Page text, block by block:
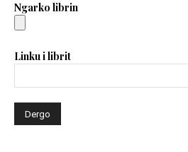
Ngarko librin
Linku i librit